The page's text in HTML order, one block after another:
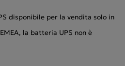
disponibile per la vendita solo in
la batteria UPS non è